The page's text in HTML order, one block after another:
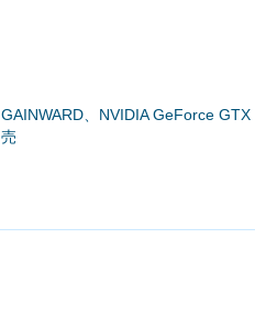
GAINWARD、NVIDIA GeForce
売